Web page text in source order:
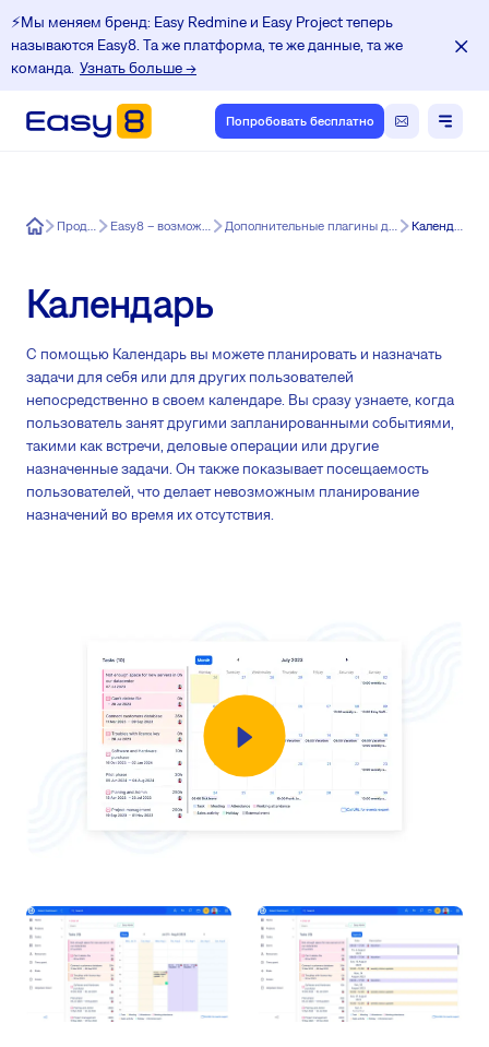
⚡️Мы меняем бренд: Easy Redmine и Easy Project теперь
называются Easy8. Та же платформа, те же данные, та же
команда. Узнать больше →
Попробовать бесплатно
Easy8 Продукт Easy8 – возможности Дополнительные плагины для Easy8 Календарь
Календарь
С помощью Календарь вы можете планировать и назначать
задачи для себя или для других пользователей
непосредственно в своем календаре. Вы сразу узнаете, когда
пользователь занят другими запланированными событиями,
такими как встречи, деловые операции или другие
назначенные задачи. Он также показывает посещаемость
пользователей, что делает невозможным планирование
назначений во время их отсутствия.